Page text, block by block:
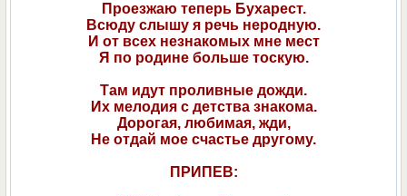
Проезжаю теперь Бухарест.
Всюду слышу я речь неродную.
И от всех незнакомых мне мест
Я по родине больше тоскую.
Там идут проливные дожди.
Их мелодия с детства знакома.
Дорогая, любимая, жди,
Не отдай мое счастье другому.
ПРИПЕВ: